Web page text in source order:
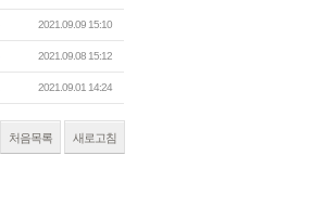
2021.09.09 15:10
2021.09.08 15:12
2021.09.01 14:24
처음목록 새로고침